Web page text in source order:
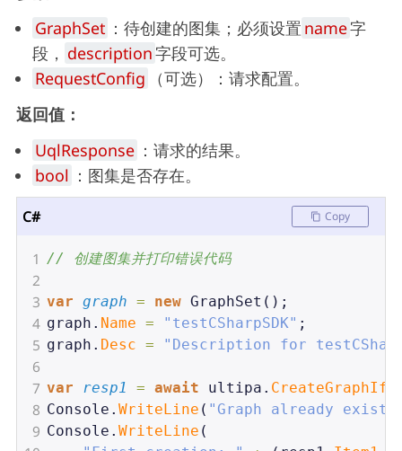
GraphSet ：待创建的图集；必须设置 name字
段， description字段可选。
RequestConfig
（可选）：请求配置。
返回值：
UqlResponse ：请求的结果。
bool ：图集是否存在。
C# Copy
1 // 创建图集并打印错误代码
2
3 var graph = new GraphSet ();
4 graph . Name = "testCSharpSDK" ;
5 graph . Desc = "Description for
6
7 var resp1 = await ultipa .
8 Console . WriteLine ( "Graph already
9 Console . WriteLine (